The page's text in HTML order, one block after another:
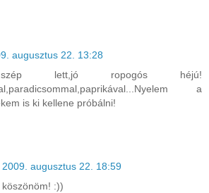
augusztus 22. 13:28
lett,jó ropogós héjú!
a
is ki kellene próbálni!
2009. augusztus 22. 18:59
:))